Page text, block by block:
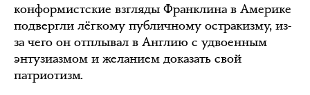
конформистские взгляды Франклина в Америке
подвергли лёгкому публичному остракизму, из-
за чего он отплывал в Англию с удвоенным
энтузиазмом и желанием доказать свой
патриотизм.